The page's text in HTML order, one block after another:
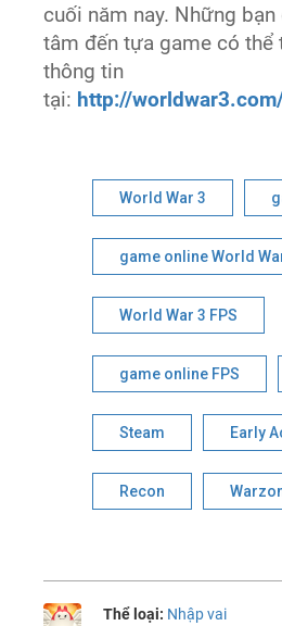
cuối năm nay. Những
tâm đến tựa game có thể
thông tin
tại: http://
World War 3
game online World
World War 3 FPS
game online FPS
Steam Early
Recon
Thể loại: Nhập vai